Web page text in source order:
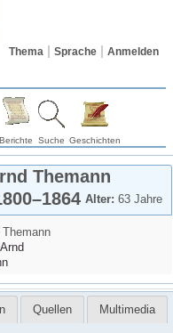
Thema Sprache Anmelden
Berichte Suche Geschichten
Themann
Alter: 63 Jahre
–1864
Themann
Quellen Multimedia